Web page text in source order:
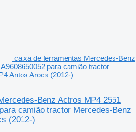
caixa de ferramentas Mercedes-Benz
para camião tractor
Antos Arocs (2012-)
Benz Actros MP4 2551
camião tractor Mercedes-Benz
(2012-)